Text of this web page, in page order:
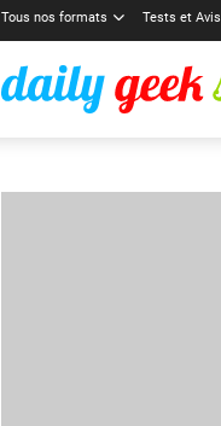
Tous nos formats Tests et Avis